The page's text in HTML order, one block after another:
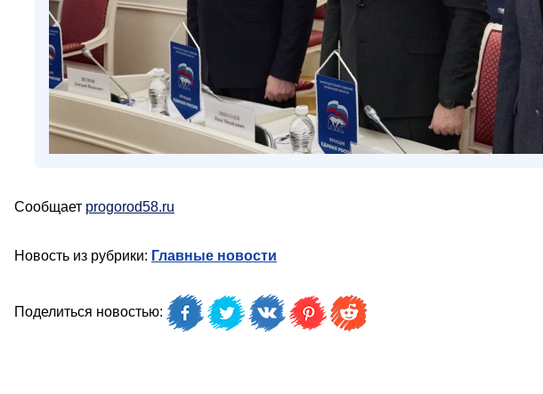
Сообщает progorod58.ru
Новость из рубрики: Главные новости
Поделиться новостью: